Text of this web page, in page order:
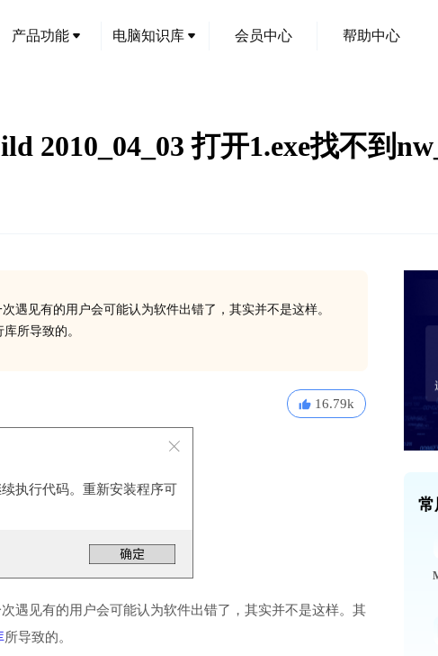
产品功能 电脑知识库 会员中心 帮助中心
2010_04_03 打开1.exe找不到
遇见有的用户会可能认为软件出错了，其实并不是这样。
所导致的。
16.79k
续执行代码。重新安装程序可
遇见有的用户会可能认为软件出错了，其实并不是这样。其
所导致的。
常